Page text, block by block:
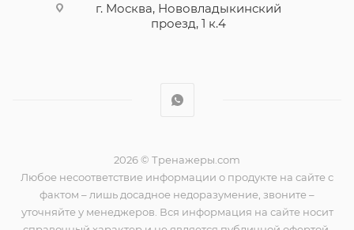
г. Москва, Нововладыкинский
проезд, 1 к.4
2026 © Тренажеры.com
Любое несоответствие информации о продукте на сайте с
фактом – лишь досадное недоразумение, звоните –
уточняйте у менеджеров. Вся информация на сайте носит